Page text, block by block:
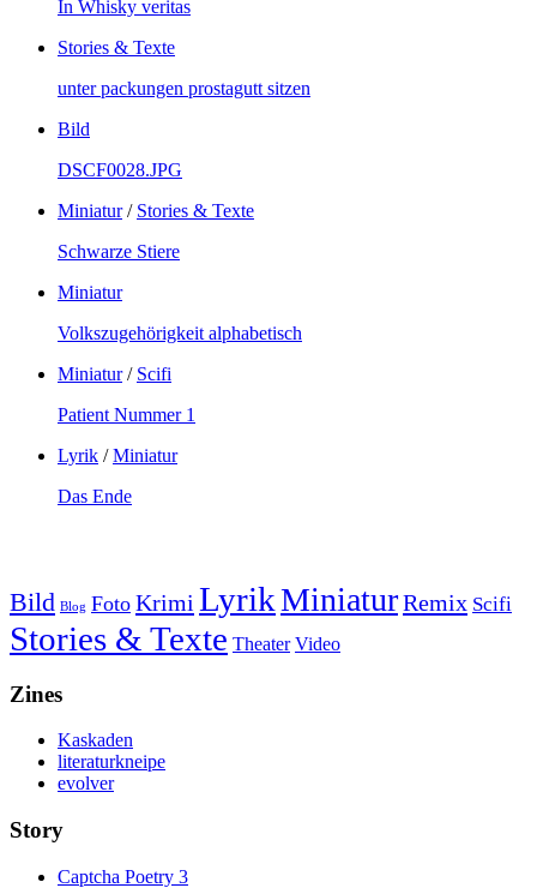
In Whisky veritas
Stories & Texte
unter packungen prostagutt sitzen
Bild
DSCF0028.JPG
Miniatur/ Stories & Texte
Schwarze Stiere
Miniatur
Volkszugehörigkeit alphabetisch
Miniatur/ Scifi
Patient Nummer 1
Lyrik /Miniatur
Das Ende
Bild Blog Foto Krimi LyrikMiniaturRemix Scifi
Stories & Texte Theater Video
Zines
Kaskaden
literaturkneipe
evolver
Story
Captcha Poetry 3